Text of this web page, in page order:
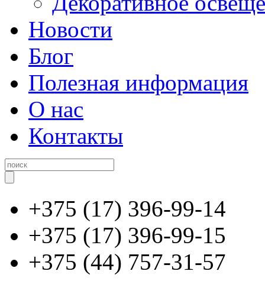
Новости
Блог
Полезная информация
О нас
Контакты
+375 (17) 396-99-14
+375 (17) 396-99-15
+375 (44) 757-31-57